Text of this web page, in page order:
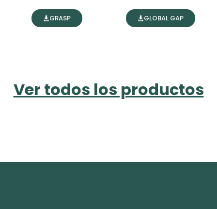
GRASP GLOBAL GAP
Ver todos los productos